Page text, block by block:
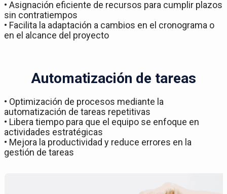
• Asignación eficiente de recursos para cumplir plazos
sin contratiempos
• Facilita la adaptación a cambios en el cronograma o
en el alcance del proyecto
Automatización de tareas
• Optimización de procesos mediante la
automatización de tareas repetitivas
• Libera tiempo para que el equipo se enfoque en
actividades estratégicas
• Mejora la productividad y reduce errores en la
gestión de tareas